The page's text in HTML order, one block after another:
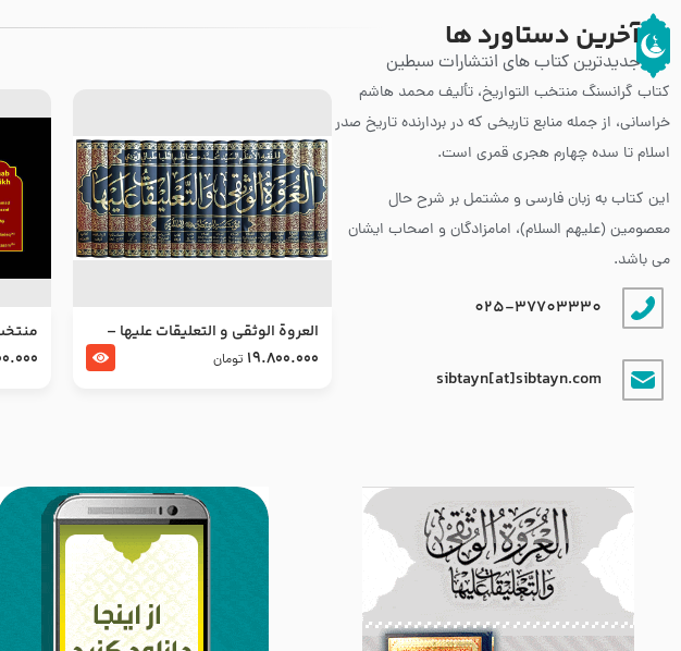
آخرین دستاورد ها
جدیدترین کتاب های انتشارات سبطین
کتاب گرانسنگ منتخب التواريخ، تألیف محمد هاشم
خراسانی، از جمله منابع تاریخی که در بردارنده تاریخ صدر
اسلام تا سده چهارم هجری قمری است.
این کتاب به زبان فارسی و مشتمل بر شرح حال
معصومین (علیهم السلام)، امامزادگان و اصحاب ایشان
می باشد.
025-37703330
sibtayn[at]sibtayn.com
العروة الوثقى و التعليقات عليها –
طرح جدید
19.800.000 تومان